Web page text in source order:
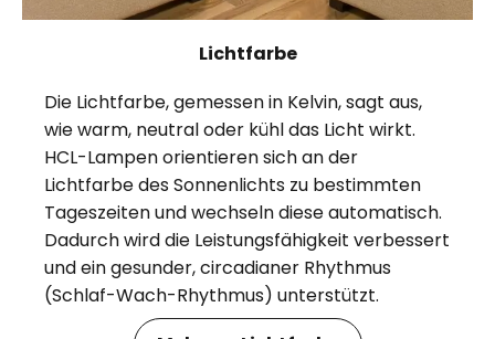
Lichtfarbe
Die Lichtfarbe, gemessen in Kelvin, sagt aus,
wie warm, neutral oder kühl das Licht wirkt.
HCL-Lampen orientieren sich an der
Lichtfarbe des Sonnenlichts zu bestimmten
Tageszeiten und wechseln diese automatisch.
Dadurch wird die Leistungsfähigkeit verbessert
und ein gesunder, circadianer Rhythmus
(Schlaf-Wach-Rhythmus) unterstützt.